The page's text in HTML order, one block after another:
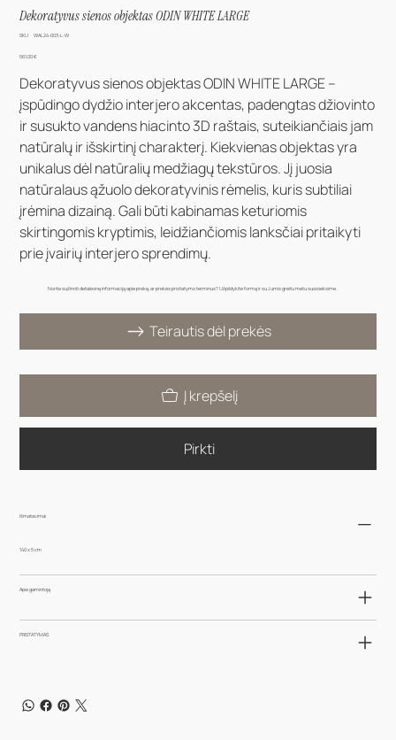
Dekoratyvus sienos objektas ODIN WHITE LARGE
SKU:
SKU
003-
WAL24-003-L-W
Kaina
561,00 €
Dekoratyvus sienos objektas ODIN WHITE LARGE –
įspūdingo dydžio interjero akcentas, padengtas džiovinto
ir susukto vandens hiacinto 3D raštais, suteikiančiais jam
natūralų ir išskirtinį charakterį. Kiekvienas objektas yra
unikalus dėl natūralių medžiagų tekstūros. Jį juosia
natūralaus ąžuolo dekoratyvinis rėmelis, kuris subtiliai
įrėmina dizainą. Gali būti kabinamas keturiomis
skirtingomis kryptimis, leidžiančiomis lanksčiai pritaikyti
prie įvairių interjero sprendimų.
Norite sužinoti detalesnę informaciją apie prekę, ar prekės pristatymo terminus? Užpildykite formą ir su Jumis greitu metu susisieksime.
Teirautis dėl prekės
Į krepšelį
Pirkti
Išmatavimai
140 x 5 cm
Apie gamintoją
PRISTATYMAS